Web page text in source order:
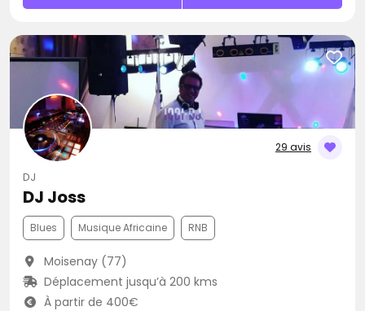
29 avis
DJ
DJ Joss
Blues Musique Africaine RNB
Moisenay (77)
Déplacement jusqu’à 200 kms
À partir de 400€